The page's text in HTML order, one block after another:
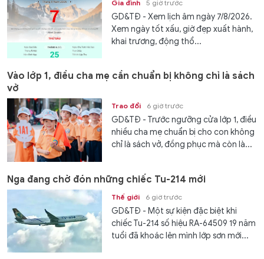
Gia đình 5 giờ trước
GD&TĐ - Xem lịch âm ngày 7/8/2026.
Xem ngày tốt xấu, giờ đẹp xuất hành,
khai trương, động thổ...
Vào lớp 1, điều cha mẹ cần chuẩn bị không chỉ là sách
vở
Trao đổi 6 giờ trước
GD&TĐ - Trước ngưỡng cửa lớp 1, điều
nhiều cha mẹ chuẩn bị cho con không
chỉ là sách vở, đồng phục mà còn là...
Nga đang chờ đón những chiếc Tu-214 mới
Thế giới 6 giờ trước
GD&TĐ - Một sự kiện đặc biệt khi
chiếc Tu-214 số hiệu RA-64509 19 năm
tuổi đã khoác lên mình lớp sơn mới...